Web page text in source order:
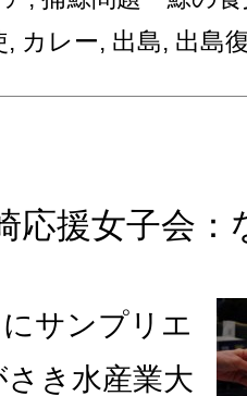
, カレー, 出島, 出島
応援女子会：
サンプリエ
き水産業大